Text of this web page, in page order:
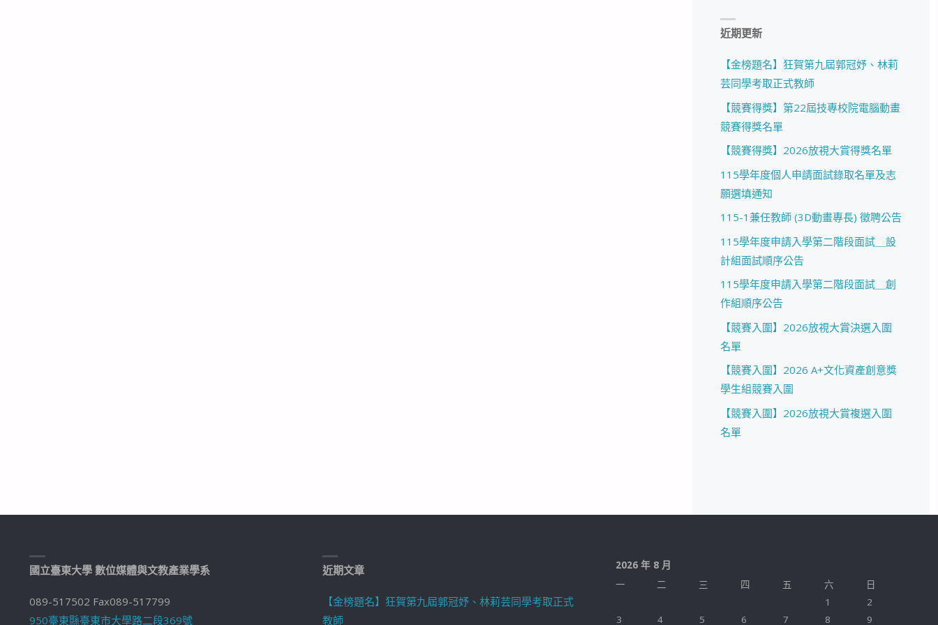
近期更新
【金榜題名】狂賀第九屆郭冠妤、林莉
芸同學考取正式教師
【競賽得獎】第22屆技專校院電腦動畫
競賽得獎名單
【競賽得獎】2026放視大賞得獎名單
115學年度個人申請面試錄取名單及志
願選填通知
115-1兼任教師 (3D動畫專長) 徵聘公告
115學年度申請入學第二階段面試＿設
計組面試順序公告
115學年度申請入學第二階段面試＿創
作組順序公告
【競賽入圍】2026放視大賞決選入圍
名單
【競賽入圍】2026 A+文化資產創意獎
學生組競賽入圍
【競賽入圍】2026放視大賞複選入圍
名單
國立臺東大學 數位媒體與文教產業學系
089-517502 Fax089-517799
950臺東縣臺東市大學路二段369號
近期文章
【金榜題名】狂賀第九屆郭冠妤、林莉芸同學考取正式
教師
2026 年 8 月
一
二 三 四 五 六
日
1
2
3
4 5 6 7 8 9